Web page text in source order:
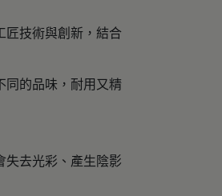
匠技術與創新，結合
同的品味，耐用又精
失去光彩、產生陰影